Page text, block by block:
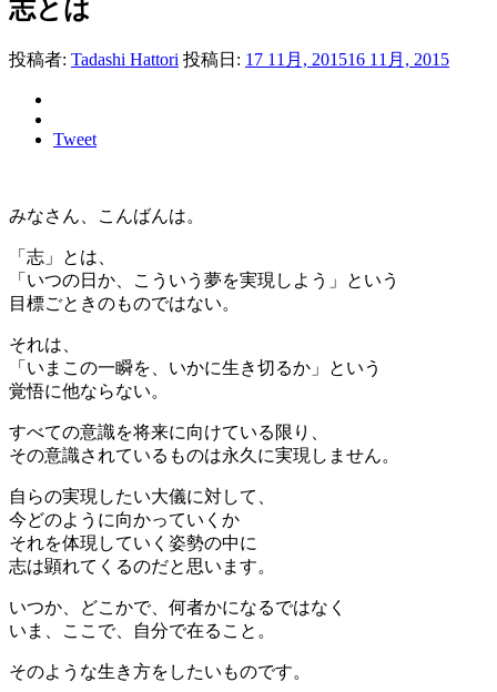
志とは
投稿者: Tadashi Hattori 投稿日: 17 11月, 201516 11月, 2015
Tweet
みなさん、こんばんは。
「志」とは、
「いつの日か、こういう夢を実現しよう」という
目標ごときのものではない。
それは、
「いまこの一瞬を、いかに生き切るか」という
覚悟に他ならない。
すべての意識を将来に向けている限り、
その意識されているものは永久に実現しません。
自らの実現したい大儀に対して、
今どのように向かっていくか
それを体現していく姿勢の中に
志は顕れてくるのだと思います。
いつか、どこかで、何者かになるではなく
いま、ここで、自分で在ること。
そのような生き方をしたいものです。